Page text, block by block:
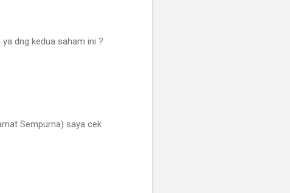
dng kedua saham ini ?
Sempurna) saya cek